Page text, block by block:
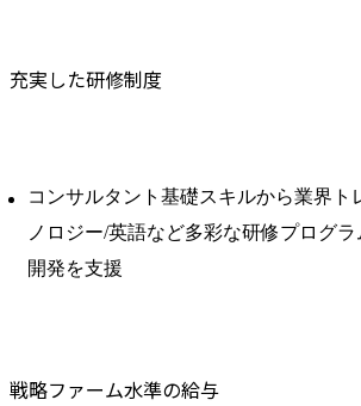
充実した研修制度
コンサルタント基礎スキルから業界ト
ノロジー/英語など多彩な研修プログ
開発を支援
戦略ファーム水準の給与